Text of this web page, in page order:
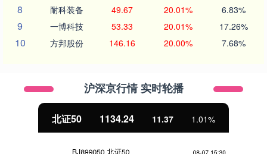
8 耐科装备 49.67 20.01% 6.83%
9 一博科技 53.33 20.01% 17.26%
10 方邦股份 146.16 20.00% 7.68%
沪深京行情 实时轮播
北证50 1134.24 11.37 1.01%